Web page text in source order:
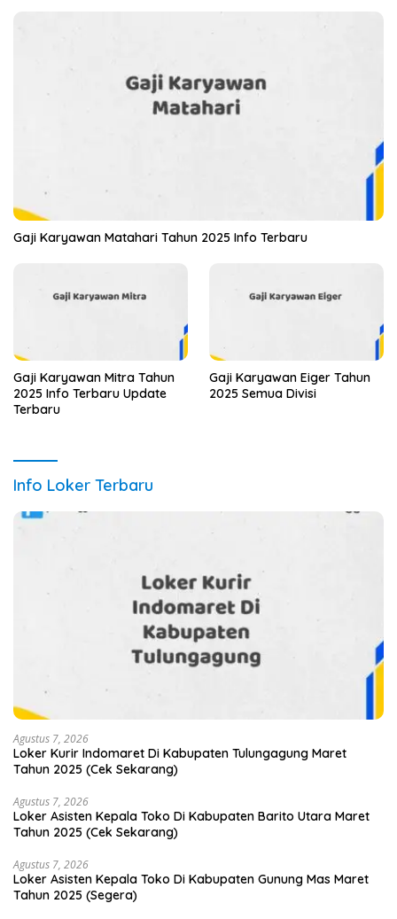
Gaji Karyawan Matahari Tahun 2025 Info Terbaru
Gaji Karyawan Mitra Tahun
2025 Info Terbaru Update
Terbaru
Gaji Karyawan Eiger Tahun
2025 Semua Divisi
Info Loker Terbaru
Agustus 7, 2026
Loker Kurir Indomaret Di Kabupaten Tulungagung Maret
Tahun 2025 (Cek Sekarang)
Agustus 7, 2026
Loker Asisten Kepala Toko Di Kabupaten Barito Utara Maret
Tahun 2025 (Cek Sekarang)
Agustus 7, 2026
Loker Asisten Kepala Toko Di Kabupaten Gunung Mas Maret
Tahun 2025 (Segera)